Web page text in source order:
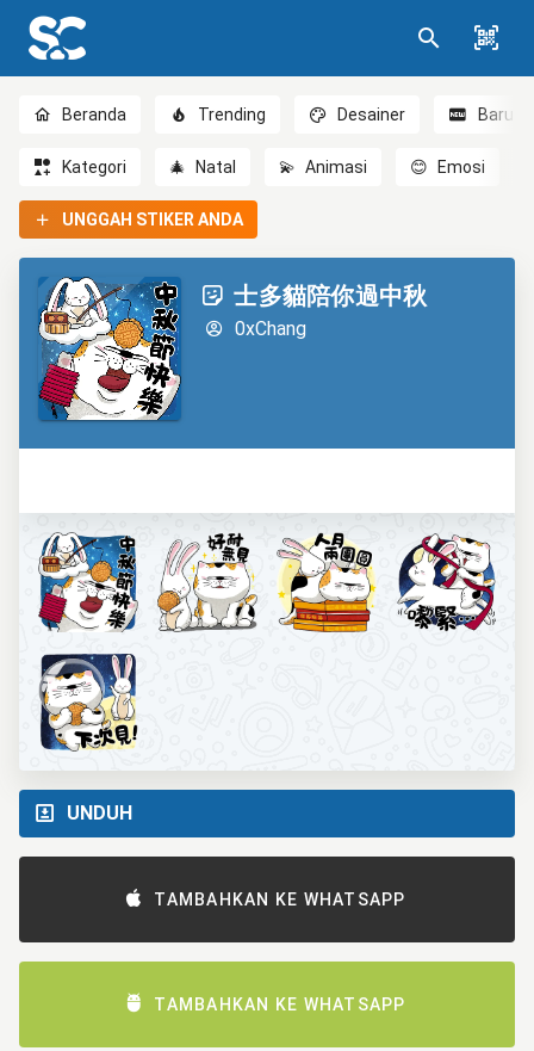
Beranda Trending Desainer Baru
Kategori 🎄 Natal 💫 Animasi 😊 Emosi
UNGGAH STIKER ANDA
士多貓陪你過中秋
0xChang
UNDUH
TAMBAHKAN KE WHATSAPP
TAMBAHKAN KE WHATSAPP